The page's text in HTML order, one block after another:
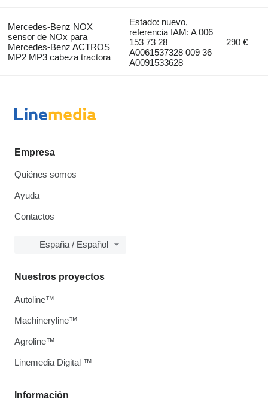
Mercedes-Benz NOX
sensor de NOx para
Mercedes-Benz ACTROS
MP2 MP3 cabeza tractora
Estado: nuevo,
referencia IAM: A 006
153 73 28
A0061537328 009 36
A0091533628
290 €
Empresa
Quiénes somos
Ayuda
Contactos
España / Español
Información
Nuestros proyectos
Autoline™
Machineryline™
Agroline™
Linemedia Digital ™